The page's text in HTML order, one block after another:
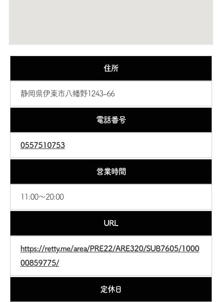
住所
静岡県伊東市八幡野1243-66
電話番号
0557510753
営業時間
11:00〜20:00
URL
https://retty.me/area/PRE22/ARE320/SUB7605/1000
00859775/
定休日